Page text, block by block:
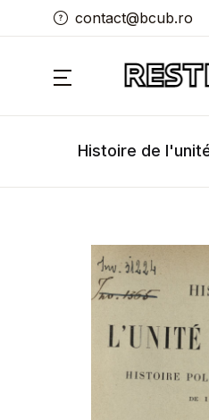
contact@bcub.ro
Histoire de